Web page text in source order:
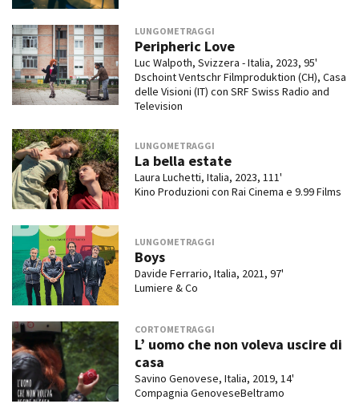
LUNGOMETRAGGI
Peripheric Love
Luc Walpoth, Svizzera - Italia, 2023, 95'
Dschoint Ventschr Filmproduktion (CH), Casa
delle Visioni (IT) con SRF Swiss Radio and
Television
LUNGOMETRAGGI
La bella estate
Laura Luchetti, Italia, 2023, 111'
Kino Produzioni con Rai Cinema e 9.99 Films
LUNGOMETRAGGI
Boys
Davide Ferrario, Italia, 2021, 97'
Lumiere & Co
CORTOMETRAGGI
L’ uomo che non voleva uscire di
casa
Savino Genovese, Italia, 2019, 14'
Compagnia GenoveseBeltramo